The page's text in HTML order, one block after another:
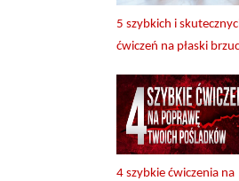
5 szybkich i
ćwiczeń na płaski
4 szybkie ćwiczenia na